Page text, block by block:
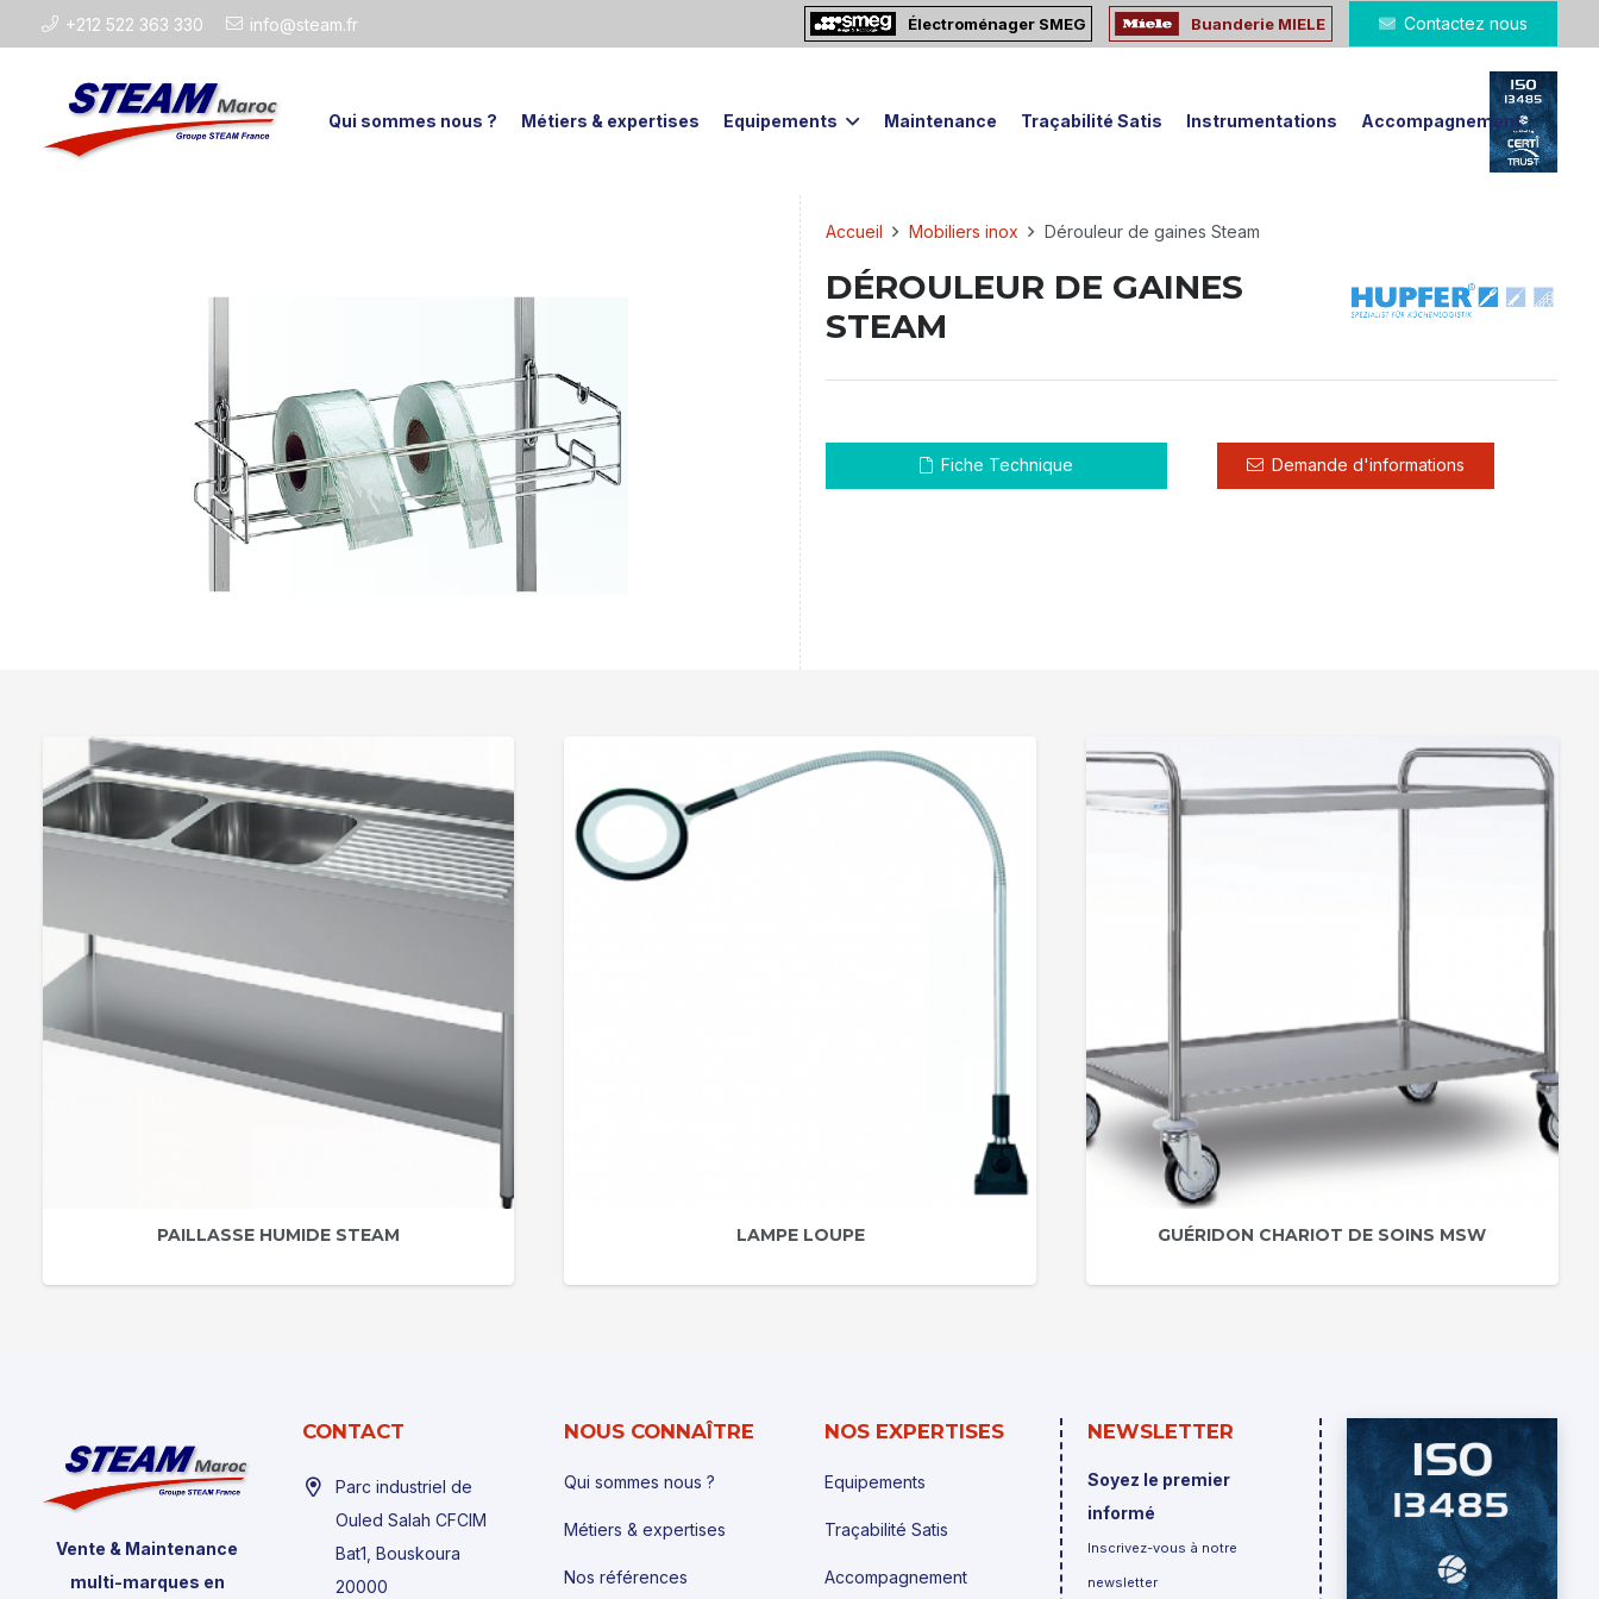
+212 522 363 330 info@steam.fr Électroménager SMEG Buanderie MIELE Contactez nous
Qui sommes nous ? Métiers & expertises Equipements Maintenance Traçabilité Satis Instrumentations Accompagnement
Accueil Mobiliers inox Dérouleur de gaines Steam
DÉROULEUR DE GAINES
STEAM
Fiche Technique Demande d'informations
PAILLASSE HUMIDE STEAM LAMPE LOUPE GUÉRIDON CHARIOT DE SOINS MSW
Vente & Maintenance
multi-marques en
CONTACT
Parc industriel de
Ouled Salah CFCIM
Bat1, Bouskoura
20000
NOUS CONNAÎTRE
Qui sommes nous ?
Métiers & expertises
Nos références
NOS EXPERTISES
Equipements
Traçabilité Satis
Accompagnement
NEWSLETTER
Soyez le premier
informé
Inscrivez-vous à notre
newsletter